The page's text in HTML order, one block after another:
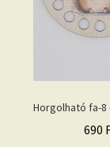
Horgolható fa-8
690